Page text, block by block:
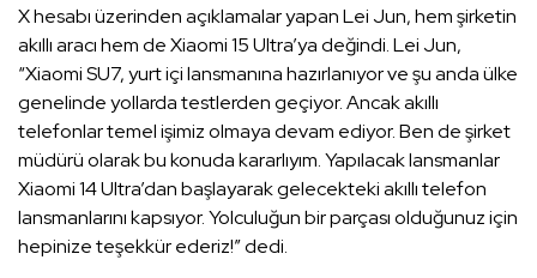
X hesabı üzerinden açıklamalar yapan Lei Jun, hem şirketin
akıllı aracı hem de Xiaomi 15 Ultra’ya değindi. Lei Jun,
“Xiaomi SU7, yurt içi lansmanına hazırlanıyor ve şu anda ülke
genelinde yollarda testlerden geçiyor. Ancak akıllı
telefonlar temel işimiz olmaya devam ediyor. Ben de şirket
müdürü olarak bu konuda kararlıyım. Yapılacak lansmanlar
Xiaomi 14 Ultra’dan başlayarak gelecekteki akıllı telefon
lansmanlarını kapsıyor. Yolculuğun bir parçası olduğunuz için
hepinize teşekkür ederiz!” dedi.